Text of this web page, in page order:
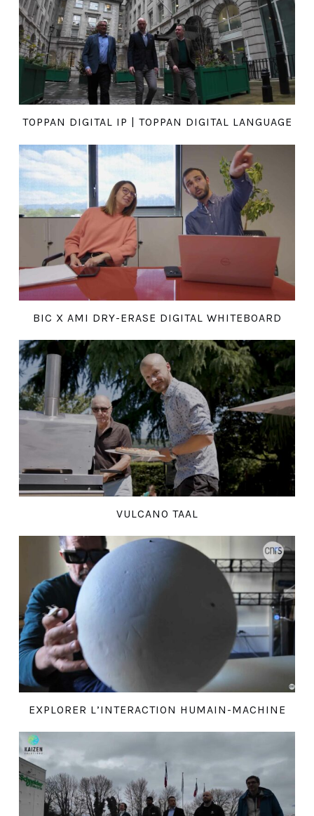
TOPPAN DIGITAL IP | TOPPAN DIGITAL LANGUAGE
BIC X AMI DRY-ERASE DIGITAL WHITEBOARD
VULCANO TAAL
EXPLORER L’INTERACTION HUMAIN-MACHINE